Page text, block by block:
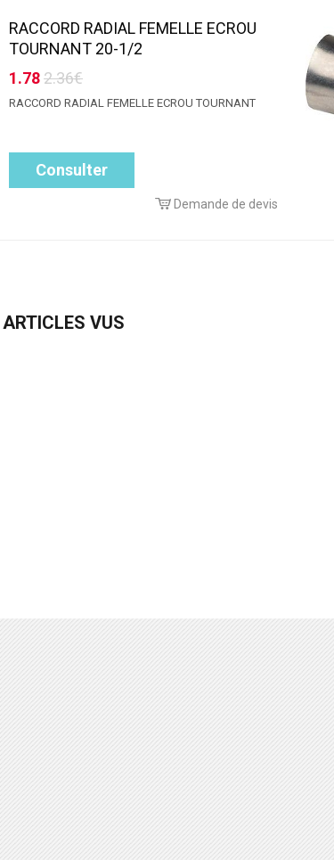
RACCORD RADIAL FEMELLE ECROU
TOURNANT 20-1/2
1.782.36€
RACCORD RADIAL FEMELLE ECROU TOURNANT
Consulter
Demande de devis
VUS